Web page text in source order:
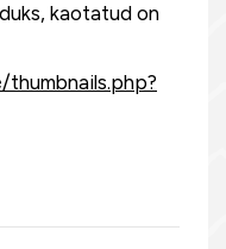
kaotatud on